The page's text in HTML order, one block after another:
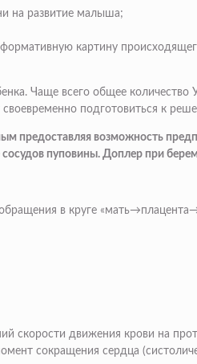
на развитие малыша;
картину
Чаще всего общее
подготовиться к
предоставляя возможность
пуповины. Доплер при
в круге
скорости движения крови на
сокращения сердца